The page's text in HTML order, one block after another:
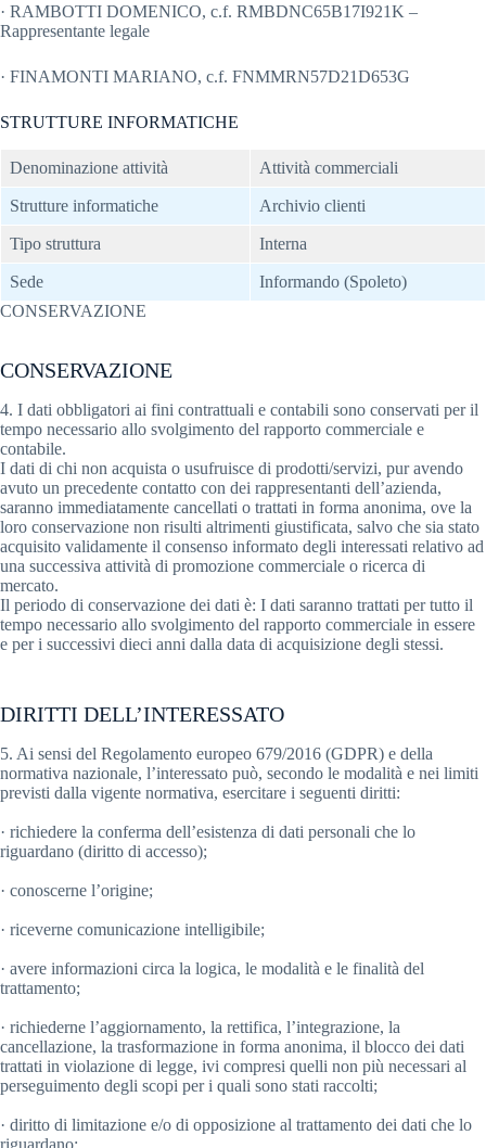
· RAMBOTTI DOMENICO, c.f. RMBDNC65B17I921K –
Rappresentante legale
· FINAMONTI MARIANO, c.f. FNMMRN57D21D653G
STRUTTURE INFORMATICHE
Denominazione attività Attività commerciali
Strutture informatiche Archivio clienti
Tipo struttura Interna
Sede
Informando (Spoleto)
CONSERVAZIONE
CONSERVAZIONE
4. I dati obbligatori ai fini contrattuali e contabili sono conservati per il
tempo necessario allo svolgimento del rapporto commerciale e
contabile.
I dati di chi non acquista o usufruisce di prodotti/servizi, pur avendo
avuto un precedente contatto con dei rappresentanti dell’azienda,
saranno immediatamente cancellati o trattati in forma anonima, ove la
loro conservazione non risulti altrimenti giustificata, salvo che sia stato
acquisito validamente il consenso informato degli interessati relativo ad
una successiva attività di promozione commerciale o ricerca di
mercato.
Il periodo di conservazione dei dati è: I dati saranno trattati per tutto il
tempo necessario allo svolgimento del rapporto commerciale in essere
e per i successivi dieci anni dalla data di acquisizione degli stessi.
DIRITTI DELL’INTERESSATO
5. Ai sensi del Regolamento europeo 679/2016 (GDPR) e della
normativa nazionale, l’interessato può, secondo le modalità e nei limiti
previsti dalla vigente normativa, esercitare i seguenti diritti:
· richiedere la conferma dell’esistenza di dati personali che lo
riguardano (diritto di accesso);
· conoscerne l’origine;
· riceverne comunicazione intelligibile;
· avere informazioni circa la logica, le modalità e le finalità del
trattamento;
· richiederne l’aggiornamento, la rettifica, l’integrazione, la
cancellazione, la trasformazione in forma anonima, il blocco dei dati
trattati in violazione di legge, ivi compresi quelli non più necessari al
perseguimento degli scopi per i quali sono stati raccolti;
· diritto di limitazione e/o di opposizione al trattamento dei dati che lo
riguardano;